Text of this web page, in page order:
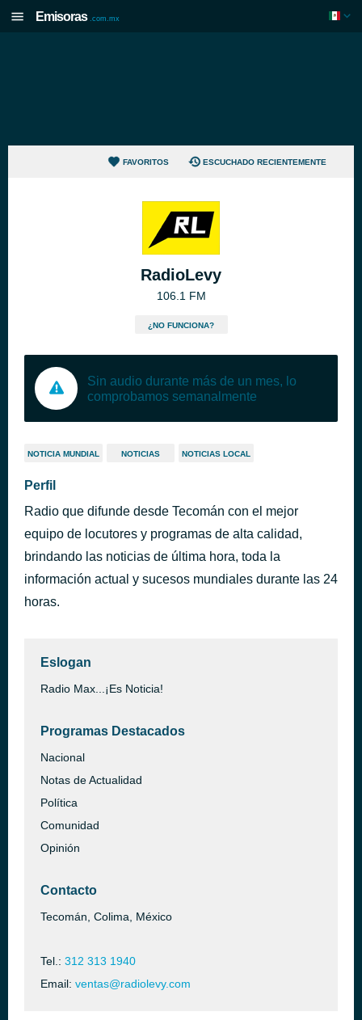
Emisoras .com.mx
FAVORITOS ESCUCHADO RECIENTEMENTE
RadioLevy
106.1 FM
¿NO FUNCIONA?
Sin audio durante más de un mes, lo
comprobamos semanalmente
NOTICIA MUNDIAL NOTICIAS NOTICIAS LOCAL
Perfil
Radio que difunde desde Tecomán con el mejor
equipo de locutores y programas de alta calidad,
brindando las noticias de última hora, toda la
información actual y sucesos mundiales durante las 24
horas.
Eslogan
Radio Max...¡Es Noticia!
Programas Destacados
Nacional
Notas de Actualidad
Política
Comunidad
Opinión
Contacto
Tecomán, Colima, México
Tel.: 312 313 1940
Email: ventas@radiolevy.com